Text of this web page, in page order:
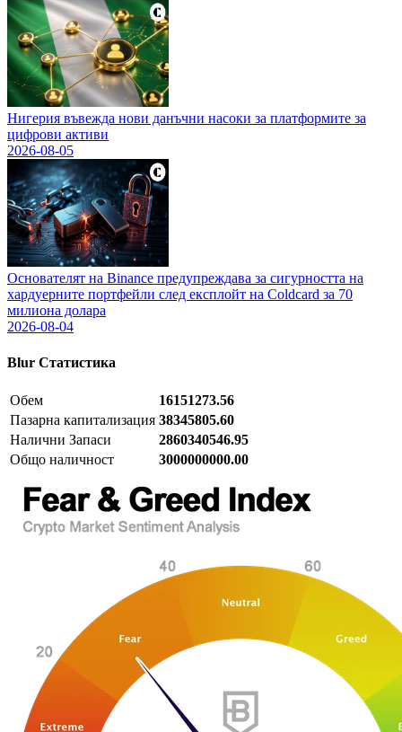
Нигерия въвежда нови данъчни насоки за платформите за
цифрови активи
2026-08-05
Основателят на Binance предупреждава за сигурността на
хардуерните портфейли след експлойт на Coldcard за 70
милиона долара
2026-08-04
Blur Статистика
Обем
16151273.56
Пазарна капитализация 38345805.60
Налични Запаси
2860340546.95
Общо наличност
3000000000.00